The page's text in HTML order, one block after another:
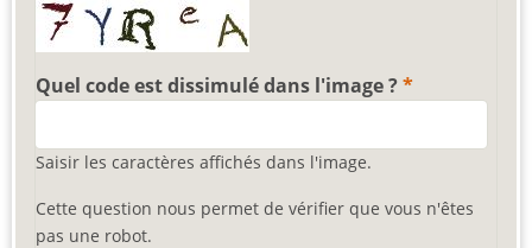
Quel code est dissimulé dans l'image ?
Saisir les caractères affichés dans l'image.
Cette question nous permet de vérifier que vous n'êtes
pas une robot.